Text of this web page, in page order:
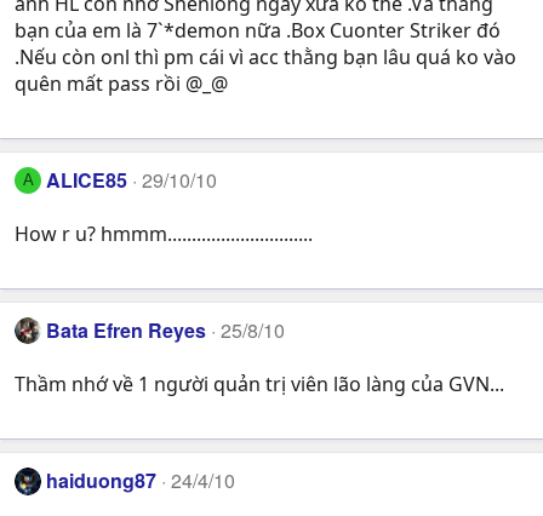
bạn của em là 7`*demon nữa .Box Cuonter Striker đó
.Nếu còn onl thì pm cái vì acc thằng bạn lâu quá ko vào
quên mất pass rồi @_@
A ALICE85 29/10/10
How r u? hmmm..............................
Bata Efren Reyes 25/8/10
Thầm nhớ về 1 người quản trị viên lão làng của GVN...
haiduong87 24/4/10